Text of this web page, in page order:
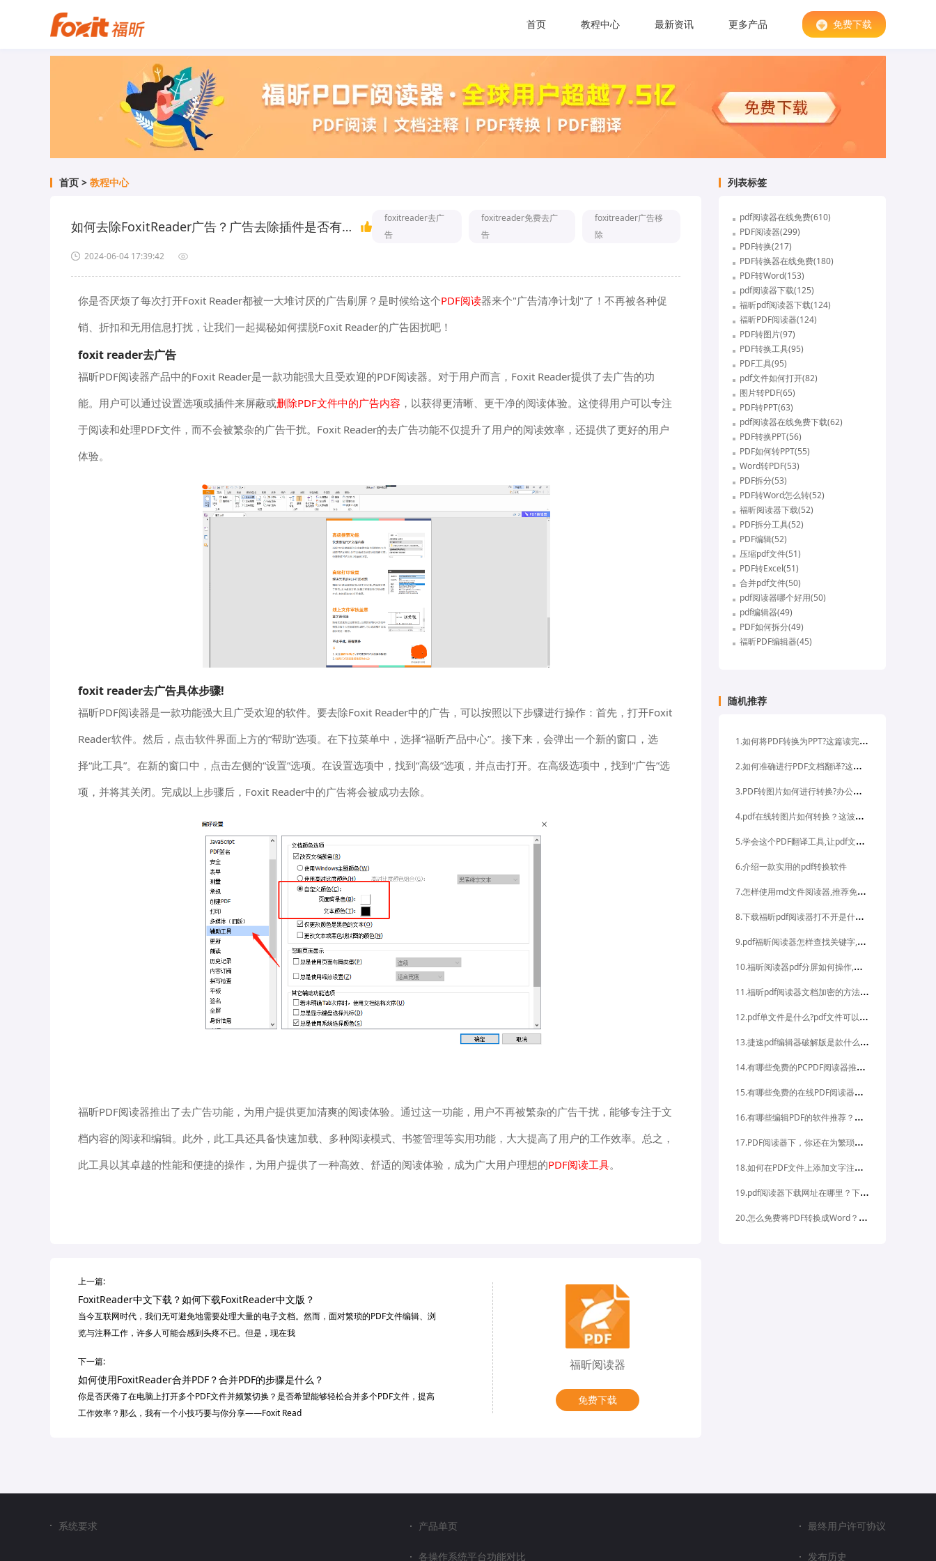
首页 教程中心 最新资讯 更多产品 免费下载
首页 > 教程中心
如何去除FoxitReader广告？广告去除插件是否有效？
foxitreader去广
告
foxitreader免费去广
告
foxitreader广告移
除
2024-06-04 17:39:42
你是否厌烦了每次打开Foxit Reader都被一大堆讨厌的广告刷屏？是时候给这个PDF阅读器来个"广告清净计划"了！不再被各种促
销、折扣和无用信息打扰，让我们一起揭秘如何摆脱Foxit Reader的广告困扰吧！
foxit reader去广告
福昕PDF阅读器产品中的Foxit Reader是一款功能强大且受欢迎的PDF阅读器。对于用户而言，Foxit Reader提供了去广告的功
能。用户可以通过设置选项或插件来屏蔽或删除PDF文件中的广告内容 ，以获得更清晰、更干净的阅读体验。这使得用户可以专注
于阅读和处理PDF文件，而不会被繁杂的广告干扰。Foxit Reader的去广告功能不仅提升了用户的阅读效率，还提供了更好的用户
体验。
foxit reader去广告具体步骤!
福昕PDF阅读器是一款功能强大且广受欢迎的软件。要去除Foxit Reader中的广告，可以按照以下步骤进行操作：首先，打开Foxit
Reader软件。然后，点击软件界面上方的“帮助”选项。在下拉菜单中，选择“福昕产品中心”。接下来，会弹出一个新的窗口，选
择“此工具”。在新的窗口中，点击左侧的“设置”选项。在设置选项中，找到“高级”选项，并点击打开。在高级选项中，找到“广告”选
项，并将其关闭。完成以上步骤后，Foxit Reader中的广告将会被成功去除。
福昕PDF阅读器推出了去广告功能，为用户提供更加清爽的阅读体验。通过这一功能，用户不再被繁杂的广告干扰，能够专注于文
档内容的阅读和编辑。此外，此工具还具备快速加载、多种阅读模式、书签管理等实用功能，大大提高了用户的工作效率。总之，
此工具以其卓越的性能和便捷的操作，为用户提供了一种高效、舒适的阅读体验，成为广大用户理想的PDF阅读工具。
上一篇:
FoxitReader中文下载？如何下载FoxitReader中文版？
当今互联网时代，我们无可避免地需要处理大量的电子文档。然而，面对繁琐的PDF文件编辑、浏
览与注释工作，许多人可能会感到头疼不已。但是，现在我
下一篇:
如何使用FoxitReader合并PDF？合并PDF的步骤是什么？
你是否厌倦了在电脑上打开多个PDF文件并频繁切换？是否希望能够轻松合并多个PDF文件，提高
工作效率？那么，我有一个小技巧要与你分享——Foxit Read
福昕阅读器
免费下载
列表标签
pdf阅读器在线免费(610)
PDF阅读器(299)
PDF转换(217)
PDF转换器在线免费(180)
PDF转Word(153)
pdf阅读器下载(125)
福昕pdf阅读器下载(124)
福昕PDF阅读器(124)
PDF转图片(97)
PDF转换工具(95)
PDF工具(95)
pdf文件如何打开(82)
图片转PDF(65)
PDF转PPT(63)
pdf阅读器在线免费下载(62)
PDF转换PPT(56)
PDF如何转PPT(55)
Word转PDF(53)
PDF拆分(53)
PDF转Word怎么转(52)
福昕阅读器下载(52)
PDF拆分工具(52)
PDF编辑(52)
压缩pdf文件(51)
PDF转Excel(51)
合并pdf文件(50)
pdf阅读器哪个好用(50)
pdf编辑器(49)
PDF如何拆分(49)
福昕PDF编辑器(45)
随机推荐
1
.如何将PDF转换为PPT?这篇读完一定有所收获
2
.如何准确进行PDF文档翻译?这里有招!
3
.PDF转图片如何进行转换?办公大神都会的PDF技巧
4
.pdf在线转图片如何转换？这波操作了解一下！
5
.学会这个PDF翻译工具,让pdf文献翻译不再是难事
6.介绍一款实用的pdf转换软件
7
.怎样使用md文件阅读器,推荐免费好用的PDF阅读器
8
.下载福昕pdf阅读器打不开是什么原因,怎么解决?pdf怎么转换成excel文档?
9
.pdf福昕阅读器怎样查找关键字,福昕pdf阅读器有哪些新增功能
1
0.福昕阅读器pdf分屏如何操作,福昕pdf阅读器如何合成pdf文档?
1
1.福昕pdf阅读器文档加密的方法是什么?怎么把pdf转换为ppt格式?
1
2.pdf单文件是什么?pdf文件可以修改吗
1
3.捷速pdf编辑器破解版是款什么样的软件？有没有靠谱的pdf阅读器？
1
4.有哪些免费的PCPDF阅读器推荐？如何在PC上获取免费的PDF阅读器？
1
5.有哪些免费的在线PDF阅读器？在线PDF阅读器有哪些常见的功能？
1
6.有哪些编辑PDF的软件推荐？如何选择适合自己的编辑PDF的软件？
1
7.PDF阅读器下，你还在为繁琐的文档操作烦恼吗？想要在PDF阅读器下实现更高效的工作吗？
1
8.如何在PDF文件上添加文字注释？想知道如何操作PDF文件添加文字注释吗？
1
9.pdf阅读器下载网址在哪里？下载pdf阅读器的网址是什么？
2
0.怎么免费将PDF转换成Word？转换后的文件可编辑吗？
系统要求 产品单页 最终用户许可协议
各操作系统平台功能对比 发布历史